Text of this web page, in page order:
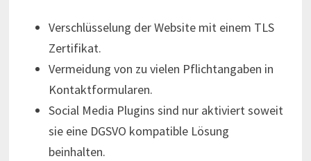
Verschlüsselung der Website mit einem TLS
Zertifikat.
Vermeidung von zu vielen Pflichtangaben in
Kontaktformularen.
Social Media Plugins sind nur aktiviert soweit
sie eine DGSVO kompatible Lösung
beinhalten.